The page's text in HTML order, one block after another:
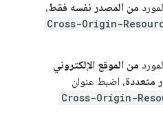
من المصدر نفسه فقط،
Cross-Origin-
من الموقع الإلكتروني
، اضبط عنوان
Cross-Origin-